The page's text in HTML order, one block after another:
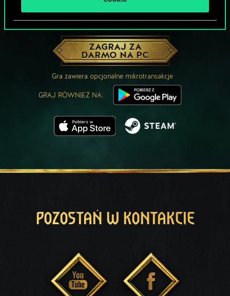
ZAGRAJ ZA
DARMO NA PC
Gra zawiera opcjonalne mikrotransakcje
GRAJ RÓWNIEŻ NA:
POZOSTAŃ W KONTAKCIE